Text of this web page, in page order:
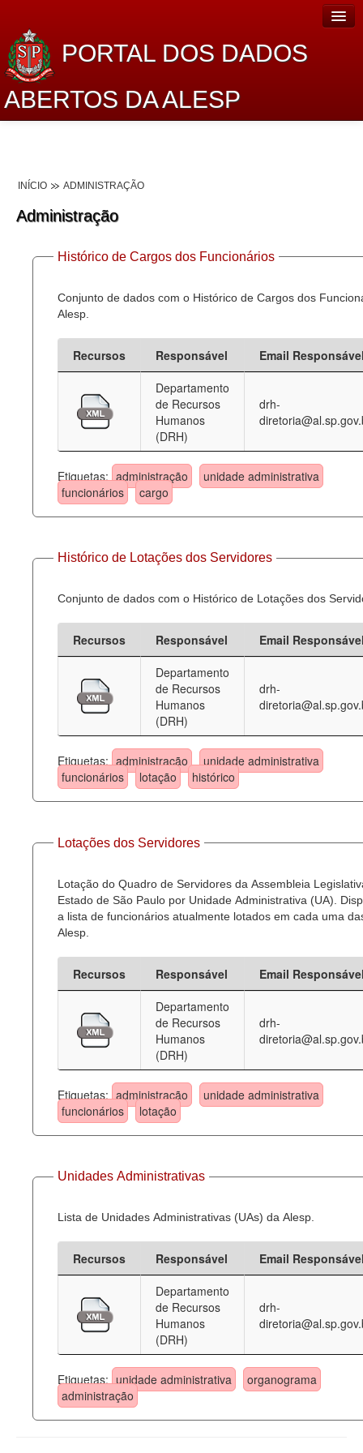
PORTAL DOS DADOS
ABERTOS DA ALESP
Dados Abertos Alesp
Lei de Acesso à Informação
Dados Governamentais Abertos
Planejamento
Catálogo de dados
Processo Legislativo
Administração
Legislação
Agenda
Perguntas frequentes
Contato
INÍCIO ADMINISTRAÇÃO
Administração
Histórico de Cargos dos Funcionários
Conjunto de dados com o Histórico de Cargos dos
Alesp.
Recursos Responsável
Email
Departamento
de Recursos
Humanos
(DRH)
drh-
Etiquetas: administração
unidade administrativa
funcionários
cargo
Histórico de Lotações dos Servidores
Conjunto de dados com o Histórico de Lotações dos
Recursos Responsável
Email
Departamento
de Recursos
Humanos
(DRH)
drh-
Etiquetas: administração
unidade administrativa
funcionários
lotação histórico
Lotações dos Servidores
Lotação do Quadro de Servidores da Assembleia
Estado de São Paulo por Unidade Administrativa (UA).
a lista de funcionários atualmente lotados em cada uma
Alesp.
Recursos Responsável
Email
Departamento
de Recursos
Humanos
(DRH)
drh-
Etiquetas: administração
unidade administrativa
funcionários
lotação
Unidades Administrativas
Lista de Unidades Administrativas (UAs) da Alesp.
Recursos Responsável
Email
Departamento
de Recursos
Humanos
(DRH)
drh-
Etiquetas: unidade administrativa
organograma
administração